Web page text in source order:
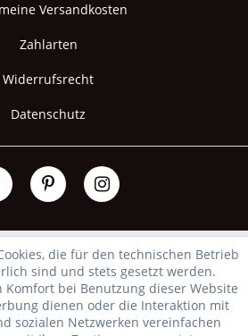
Versandkosten
Zahlarten
Widerrufsrecht
Datenschutz
die für den technischen Betrieb
sind und stets gesetzt werden.
Komfort bei Benutzung dieser Website
dienen oder die Interaktion mit
sozialen Netzwerken vereinfachen